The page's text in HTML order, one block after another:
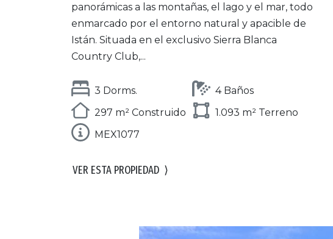
panorámicas a las montañas, el lago y el mar, todo
enmarcado por el entorno natural y apacible de
Istán. Situada en el exclusivo Sierra Blanca
Country Club,...
3 Dorms.
4 Baños
297 m² Construido
1.093 m² Terreno
MEX1077
VER ESTA PROPIEDAD ⟩